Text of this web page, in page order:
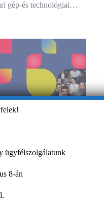
gép-és technológiai…
– 2024.
ügyfélszolgálatunk
8-án